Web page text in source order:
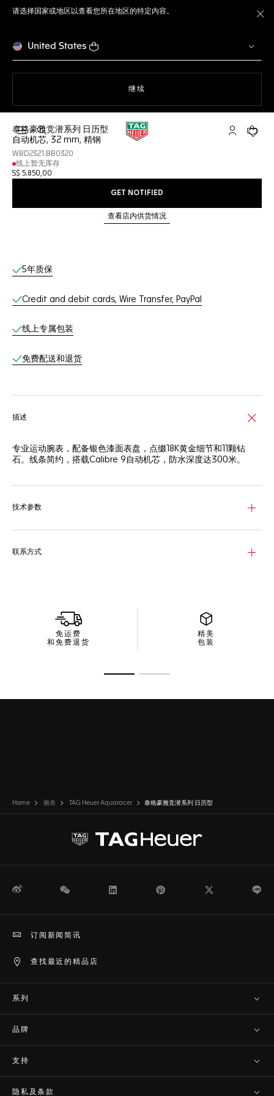
请选择国家或地区以查看您所在地区的特定内容。
United States
继续
打开搜索 My TAG您的
泰格豪雅竞潜系列 日历型
自动机芯, 32 mm, 精钢
WBD2321.BB0320
线上暂无库存
S$ 5.850,00
GET NOTIFIED
查看店内供货情况
线上服务
5年质保
Credit and debit cards, Wire Transfer, PayPal
线上专属包装
免费配送和退货
描述
专业运动腕表，配备银色漆面表盘，点缀18K黄金细节和11颗钻
石。线条简约，搭载Calibre 9自动机芯，防水深度达300米。
技术参数
联系方式
免运费
和免费退货
精美
包装
Home 腕表 TAG Heuer Aquaracer 泰格豪雅竞潜系列 日历型
微博 WeChat Pinterest
查找最近的精品店
订阅新闻简讯
系列
品牌
支持
隐私及条款